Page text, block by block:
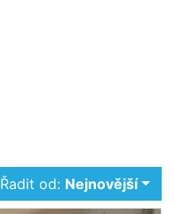
Řadit od: Nejnovější